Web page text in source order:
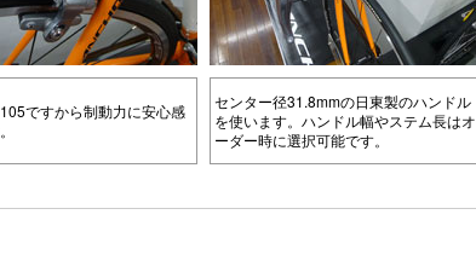
ですから制動力に安心感
センター径31.8mmの日東製のハンドル
を使います。ハンドル幅やステム長はオ
ーダー時に選択可能です。